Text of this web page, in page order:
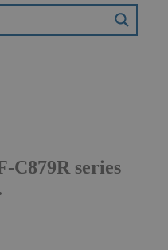
C879R series